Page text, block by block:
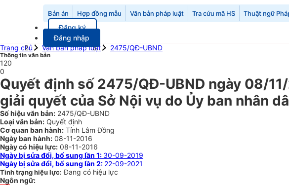
Bản án Hợp đồng mẫu Văn bản pháp luật Tra cứu mã HS Thuật ngữ
Đăng ký
Đăng nhập
Trang chủ
Văn bản pháp luật 2475/QĐ-UBND
Thông tin văn bản
120
0
Quyết định số 2475/QĐ-UBND ngày 08/
giải quyết của Sở Nội vụ do Ủy ban nhân
Số hiệu văn bản: 2475/QĐ-UBND
Loại văn bản: Quyết định
Cơ quan ban hành: Tỉnh Lâm Đồng
Ngày ban hành: 08-11-2016
Ngày có hiệu lực: 08-11-2016
Ngày bị sửa đổi, bổ sung lần 1: 30-09-2019
Ngày bị sửa đổi, bổ sung lần 2: 22-09-2021
Tình trạng hiệu lực: Đang có hiệu lực
Ngôn ngữ: